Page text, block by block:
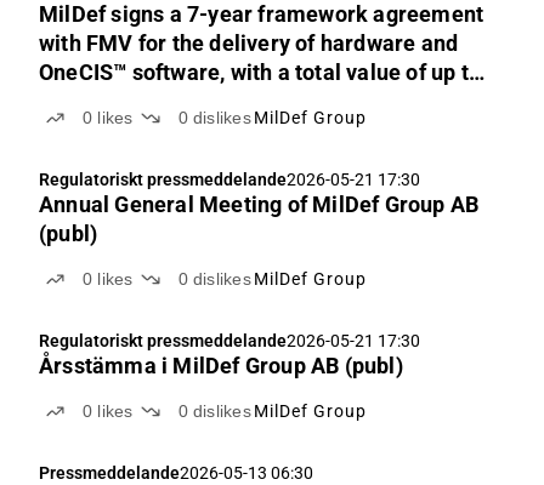
MilDef signs a 7-year framework agreement
with FMV for the delivery of hardware and
OneCIS™ software, with a total value of up to
0 likes 0 dislikes MilDef Group
Regulatoriskt pressmeddelande2026-05-21 17:30
Annual General Meeting of MilDef Group AB
(publ)
0 likes 0 dislikes MilDef Group
Regulatoriskt pressmeddelande2026-05-21 17:30
Årsstämma i MilDef Group AB (publ)
0 likes 0 dislikes MilDef Group
Pressmeddelande2026-05-13 06:30